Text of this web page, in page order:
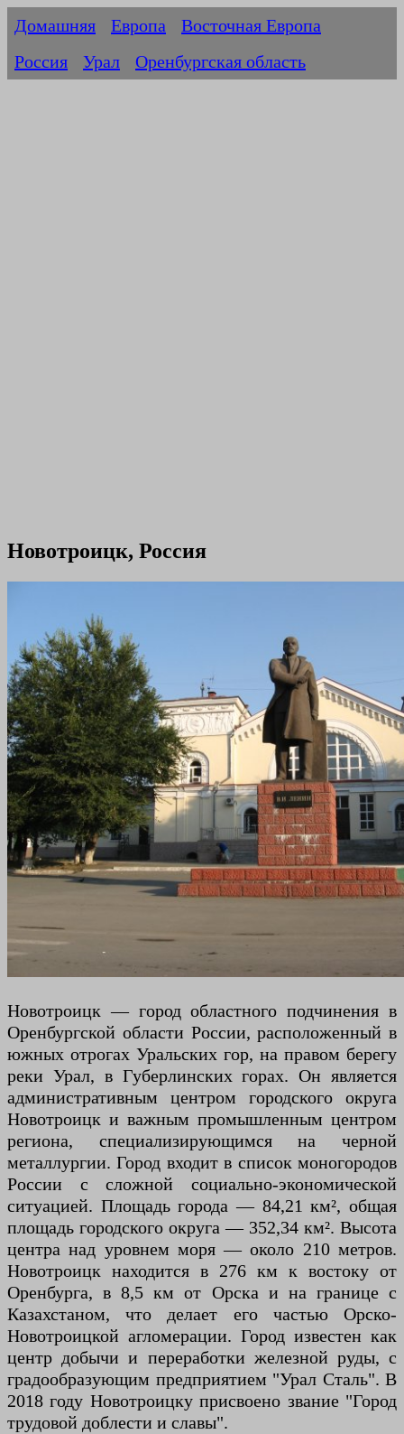
Домашняя Европа
Восточная Европа
Россия
Урал Оренбургская область
Новотроицк, Россия
Новотроицк — город областного подчинения в
Оренбургской области России, расположенный в
южных отрогах Уральских гор, на правом берегу
реки Урал, в Губерлинских горах. Он является
административным центром городского округа
Новотроицк и важным промышленным центром
региона, специализирующимся на черной
металлургии. Город входит в список моногородов
России с сложной социально-экономической
ситуацией. Площадь города — 84,21 км², общая
площадь городского округа — 352,34 км². Высота
центра над уровнем моря — около 210 метров.
Новотроицк находится в 276 км к востоку от
Оренбурга, в 8,5 км от Орска и на границе с
Казахстаном, что делает его частью Орско-
Новотроицкой агломерации. Город известен как
центр добычи и переработки железной руды, с
градообразующим предприятием "Урал Сталь". В
2018 году Новотроицку присвоено звание "Город
трудовой доблести и славы".